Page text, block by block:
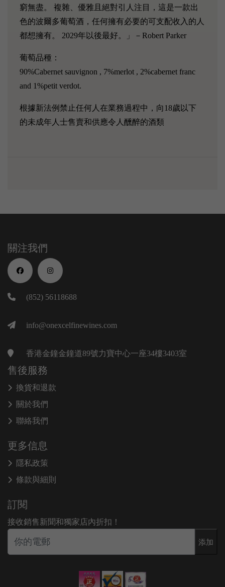
窮無盡。 複雜、優雅且絕對引人注目，這是一款出
色的波爾多葡萄酒，任何擁有必要的可支配收入的人
都想擁有。 2029年以後最好。」－Robert Parker
葡萄品種：
90%Cabernet sauvignon , 7%merlot , 2%cabernet franc
and 1%petit verdot.
根據新法例禁止任何人在業務過程中，向18歲以下
的未成年人士售賣和供應令人醺醉的酒類
關注我們
(852) 56118688
info@onexcelfinewines.com
香港金鐘金鐘道89號力寶中心一座34樓3403室
售後服務
換貨和退款
關於我們
聯絡我們
更多信息
隱私政策
條款與細則
訂閱
接收銷售新聞和獨家店內折扣！
添加